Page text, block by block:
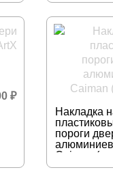
₽
Накладка
пороги
Caiman